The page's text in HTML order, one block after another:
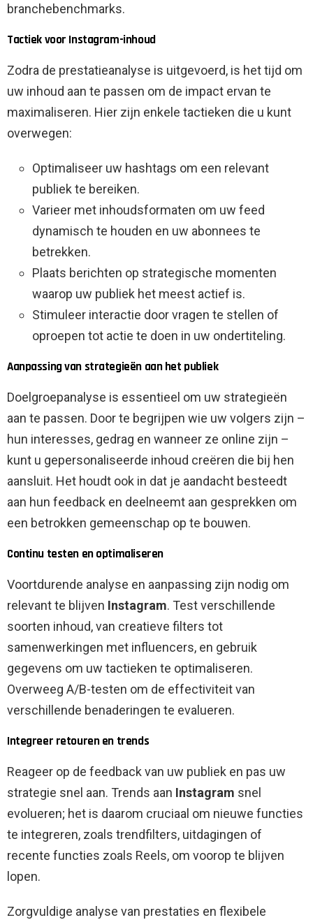
branchebenchmarks.
Tactiek voor Instagram-inhoud
Zodra de prestatieanalyse is uitgevoerd, is het tijd om
uw inhoud aan te passen om de impact ervan te
maximaliseren. Hier zijn enkele tactieken die u kunt
overwegen:
Optimaliseer uw hashtags om een ​​relevant
publiek te bereiken.
Varieer met inhoudsformaten om uw feed
dynamisch te houden en uw abonnees te
betrekken.
Plaats berichten op strategische momenten
waarop uw publiek het meest actief is.
Stimuleer interactie door vragen te stellen of
oproepen tot actie te doen in uw ondertiteling.
Aanpassing van strategieën aan het publiek
Doelgroepanalyse is essentieel om uw strategieën
aan te passen. Door te begrijpen wie uw volgers zijn –
hun interesses, gedrag en wanneer ze online zijn –
kunt u gepersonaliseerde inhoud creëren die bij hen
aansluit. Het houdt ook in dat je aandacht besteedt
aan hun feedback en deelneemt aan gesprekken om
een ​​betrokken gemeenschap op te bouwen.
Continu testen en optimaliseren
Voortdurende analyse en aanpassing zijn nodig om
relevant te blijven Instagram. Test verschillende
soorten inhoud, van creatieve filters tot
samenwerkingen met influencers, en gebruik
gegevens om uw tactieken te optimaliseren.
Overweeg A/B-testen om de effectiviteit van
verschillende benaderingen te evalueren.
Integreer retouren en trends
Reageer op de feedback van uw publiek en pas uw
strategie snel aan. Trends aan Instagram snel
evolueren; het is daarom cruciaal om nieuwe functies
te integreren, zoals trendfilters, uitdagingen of
recente functies zoals Reels, om voorop te blijven
lopen.
Zorgvuldige analyse van prestaties en flexibele